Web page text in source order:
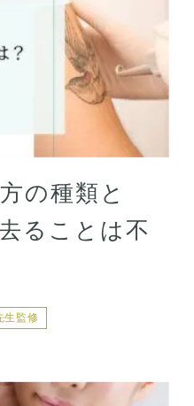
の種類と
ることは不
生監修